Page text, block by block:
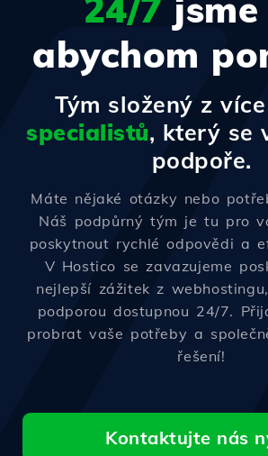
24/7
abychom
Tým složený z
specialistů, který se
podpoře.
Máte nějaké otázky nebo
Náš podpůrný tým je tu pro
poskytnout rychlé odpovědi a
V Hostico se zavazujeme
nejlepší zážitek z
podporou dostupnou 24/7.
probrat vaše potřeby a
řešení!
Kontaktujte nás